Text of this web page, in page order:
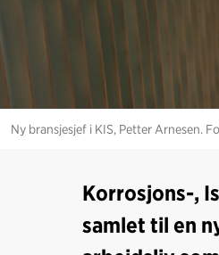
Ny bransjesjef i KIS, Petter Arnesen.
Korrosjons-,
samlet til en